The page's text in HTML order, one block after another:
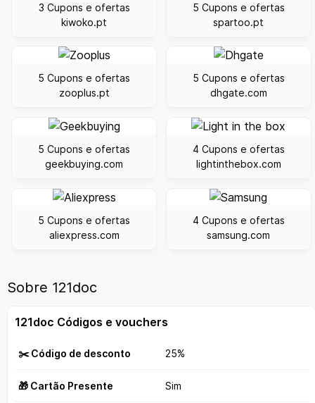
3 Cupons e ofertas
kiwoko.pt
5 Cupons e ofertas
spartoo.pt
5 Cupons e ofertas
zooplus.pt
5 Cupons e ofertas
dhgate.com
5 Cupons e ofertas
geekbuying.com
4 Cupons e ofertas
lightinthebox.com
5 Cupons e ofertas
aliexpress.com
4 Cupons e ofertas
samsung.com
Sobre 121doc
121doc Códigos e vouchers
✂️ Código de desconto 25%
🎁 Cartão Presente Sim